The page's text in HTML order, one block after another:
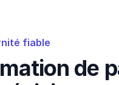
fiable
de